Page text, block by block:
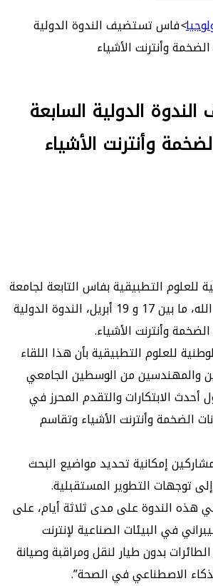
تستضيف الندوة الدولية
الأشياء
الدولية السابعة
وأنترنت الأشياء
التطبيقية بفاس التابعة لجامعة
سيدي محمد بن عبد الله، ما بين 17 و 19 أبريل، الندوة الدولية
الأشياء.
التطبيقية بأن هذا اللقاء
من الوسطين الجامعي
والتقدم المحرز في
وأنترنت الأشياء وتقاسم
تحديد مواضيع البحث
التطوير المستقبلية.
على مدى ثلاثة أيام، على
الصناعية لإنترنت
بدون طيار لنقل ومراقبة وصيانة
في الصحة”.